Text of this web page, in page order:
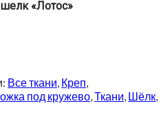
«Лотос»
Все ткани, Креп,
под кружево,Ткани, Шёлк,